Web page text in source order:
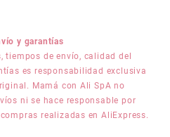
y garantías
tiempos de envío, calidad del
es responsabilidad exclusiva
Mamá con Ali SpA no
ni se hace responsable por
realizadas en AliExpress.